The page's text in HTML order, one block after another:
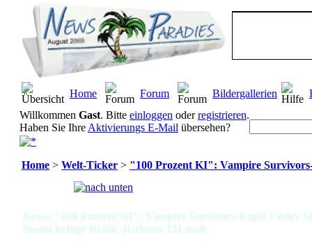
Home Forum Bildergallerien
Willkommen Gast. Bitte einloggen oderregistrieren.
Haben Sie Ihre Aktivierungs E-Mail übersehen?
Home > Welt-Ticker > "100 Prozent KI": Vampire
News: "100 Prozent KI": Vampire Survivors-Kopie Codex
Steam heftige Kritik (Gelesen 131 mal)